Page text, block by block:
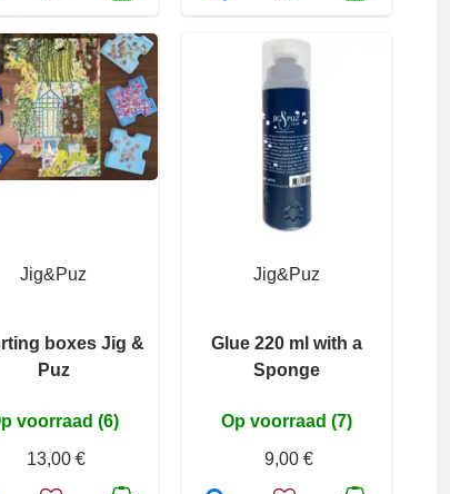
Jig&Puz
boxes Jig &
Puz
voorraad (6)
13,00 €
Jig&Puz
Glue 220 ml with a
Sponge
Op voorraad (7)
9,00 €